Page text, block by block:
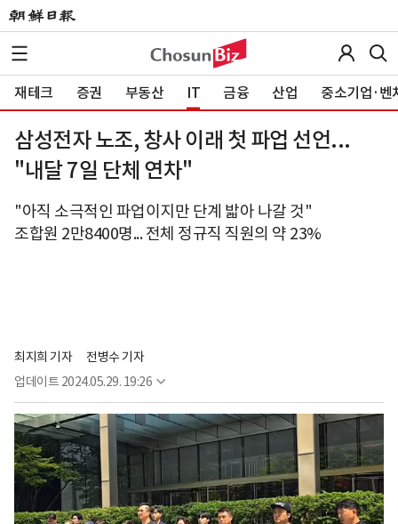
재테크 증권 부동산 IT 금융 산업 중소기업·벤
삼성전자 노조, 창사 이래 첫 파업 선언...
"내달 7일 단체 연차"
"아직 소극적인 파업이지만 단계 밟아 나갈 것"
조합원 2만8400명... 전체 정규직 직원의 약 23%
최지희 기자
전병수 기자
업데이트 2024.05.29. 19:26